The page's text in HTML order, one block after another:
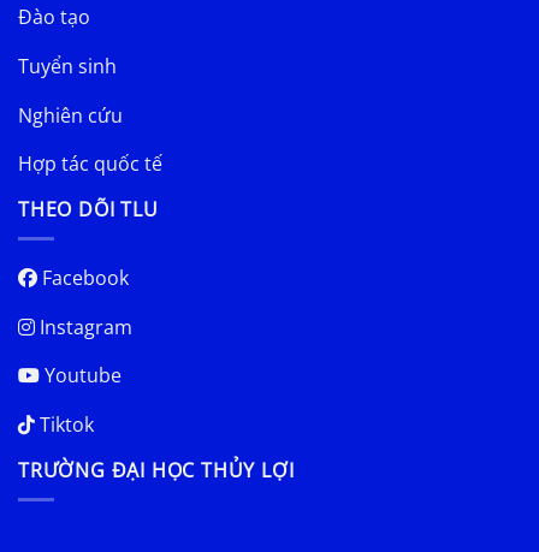
Đào tạo
Tuyển sinh
Nghiên cứu
Hợp tác quốc tế
THEO DÕI TLU
Facebook
Instagram
Youtube
Tiktok
TRƯỜNG ĐẠI HỌC THỦY LỢI